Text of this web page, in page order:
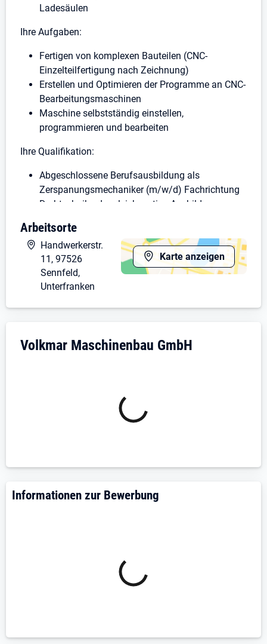
Ladesäulen
Ihre Aufgaben:
Fertigen von komplexen Bauteilen (CNC-
Einzelteilfertigung nach Zeichnung)
Erstellen und Optimieren der Programme an CNC-
Bearbeitungsmaschinen
Maschine selbstständig einstellen,
programmieren und bearbeiten
Ihre Qualifikation:
Abgeschlossene Berufsausbildung als
Zerspanungsmechaniker (m/w/d) Fachrichtung
Drehtechnik oder gleichwertige Ausbildung
Vorteil
Qualitätsbewusstsein und
verantwortungsbewusstes, selbständiges
Arbeiten
Erfahrung in der Einzelteilbearbeitung
Dann senden Sie uns Ihre vollständigen
Bewerbungsunterlagen per Mail:
Arbeitsorte
Karte anzeigen
Handwerkerstr.
11, 97526
Sennfeld,
Unterfranken
Unternehmensdarstellung: Volkmar
Volkmar Maschinenbau GmbH
Informationen zur Bewerbung